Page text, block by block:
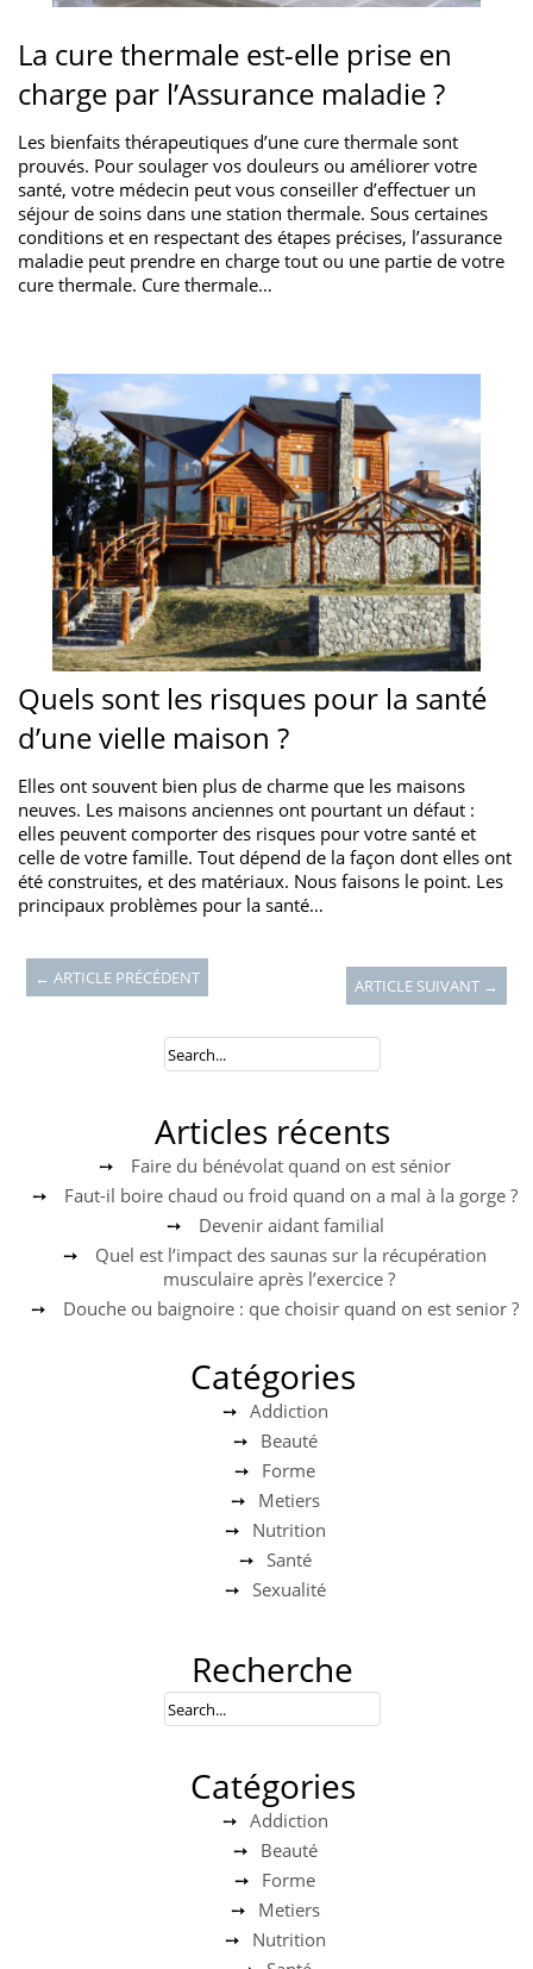
La cure thermale est-elle prise en
charge par l’Assurance maladie ?
Les bienfaits thérapeutiques d’une cure thermale sont
prouvés. Pour soulager vos douleurs ou améliorer votre
santé, votre médecin peut vous conseiller d’effectuer un
séjour de soins dans une station thermale. Sous certaines
conditions et en respectant des étapes précises, l’assurance
maladie peut prendre en charge tout ou une partie de votre
cure thermale. Cure thermale…
Quels sont les risques pour la santé
d’une vielle maison ?
Elles ont souvent bien plus de charme que les maisons
neuves. Les maisons anciennes ont pourtant un défaut :
elles peuvent comporter des risques pour votre santé et
celle de votre famille. Tout dépend de la façon dont elles ont
été construites, et des matériaux. Nous faisons le point. Les
principaux problèmes pour la santé…
← ARTICLE PRÉCÉDENT ARTICLE SUIVANT →
Articles récents
Faire du bénévolat quand on est sénior
Faut-il boire chaud ou froid quand on a mal à la gorge ?
Devenir aidant familial
Quel est l’impact des saunas sur la récupération
musculaire après l’exercice ?
Douche ou baignoire : que choisir quand on est senior ?
Catégories
Addiction
Beauté
Forme
Metiers
Nutrition
Santé
Sexualité
Recherche
Catégories
Addiction
Beauté
Forme
Metiers
Nutrition